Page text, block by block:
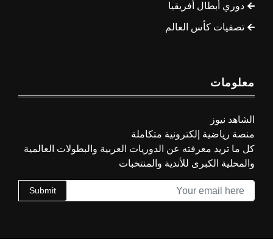
دوري أبطال أفريقيا
تصفيات كأس العالم
معلومات
الشاهد نيوز
منصة رياضية إلكترونية متكاملة
كل ما تريد معرفته عن الدوريات العربية والبطولات العالمية
والمحلية الكبرى للأندية والمنتخبات
Submit